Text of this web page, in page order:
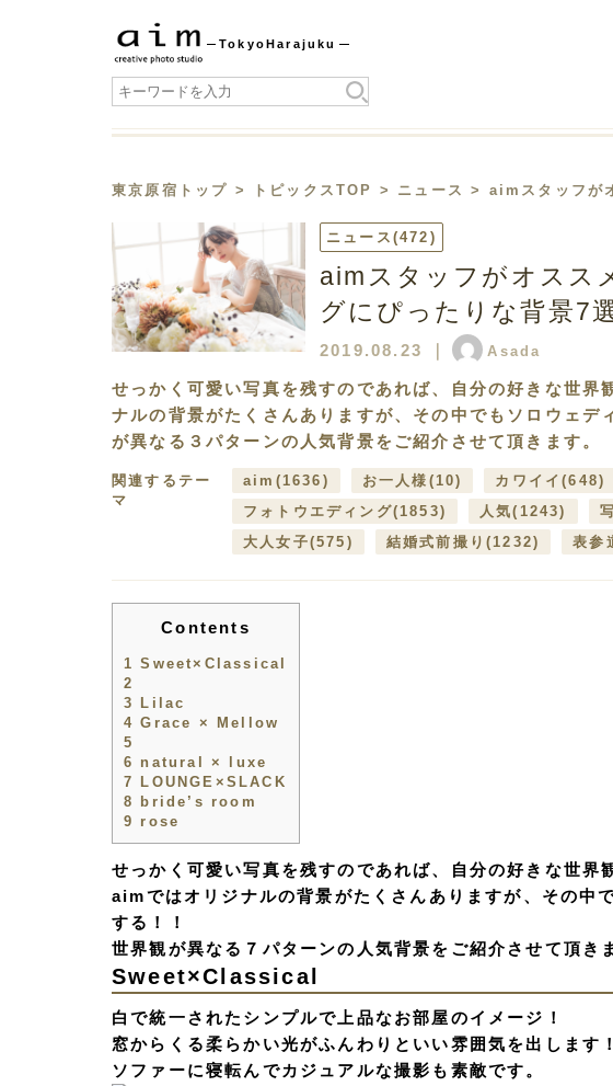
TokyoHarajuku
東京原宿トップ > トピックスTOP > ニュース > aimスタッフ
ニュース (472)
aimスタッフがオスス
グにぴったりな背景7選
2019.08.23 Asada
せっかく可愛い写真を残すのであれば、自分の好きな世
ナルの背景がたくさんありますが、その中でもソロウェデ
が異なる３パターンの人気背景をご紹介させて頂きます。
関連するテー
マ
aim (1636) お一人様 (10) カワイイ(648)
フォトウエディング(1853) 人気(1243)
大人女子(575) 結婚式前撮り(1232) 表参
Contents
1 Sweet×Classical
2
3
Lilac
4 Grace × Mellow
5
6 natural × luxe
7
LOUNGE×SLACK
8
bride’s room
9 rose
せっかく可愛い写真を残すのであれば、自分の好きな世界
aimではオリジナルの背景がたくさんありますが、その中
する！！
世界観が異なる７パターンの人気背景をご紹介させて頂き
Sweet×Classical
白で統一されたシンプルで上品なお部屋のイメージ！
窓からくる柔らかい光がふんわりといい雰囲気を出します！
ソファーに寝転んでカジュアルな撮影も素敵です。